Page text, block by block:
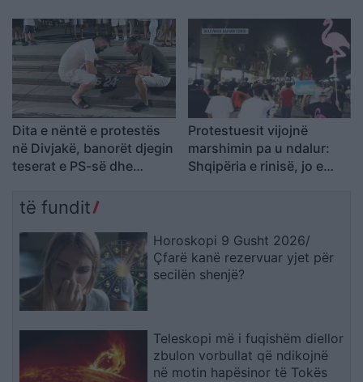
Dita e nëntë e protestës
në Divjakë, banorët djegin
teserat e PS-së dhe
me Lushnjën
Protestuesit vijojnë
marshimin pa u ndalur:
Shqipëria e rinisë, jo e
të fundit
Horoskopi 9 Gusht 2026/
Çfarë kanë rezervuar yjet për
secilën shenjë?
Teleskopi më i fuqishëm diellor
zbulon vorbullat që ndikojnë
në motin hapësinor të Tokës